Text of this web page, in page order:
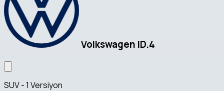
Volkswagen ID.4
SUV - 1 Versiyon